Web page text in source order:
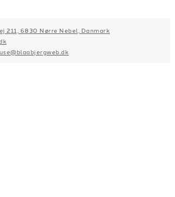
211, 6830 Nørre Nebel, Danmark